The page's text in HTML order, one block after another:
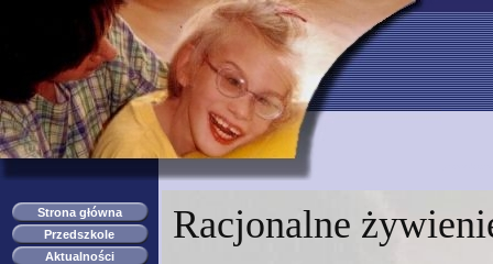
Strona główna
Przedszkole
Aktualności
Racjonalne